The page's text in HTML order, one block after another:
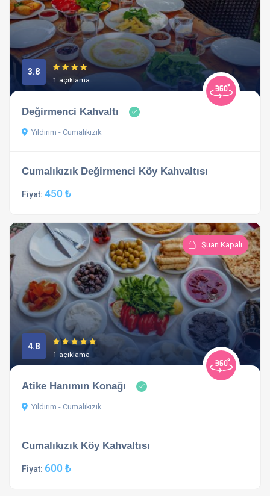
3.8
1 açıklama
Değirmenci Kahvaltı
Yıldırım - Cumalıkızık
Cumalıkızık Değirmenci Köy Kahvaltısı
Fiyat: 450 ₺
Şuan Kapalı
4.8
1 açıklama
Atike Hanımın Konağı
Yıldırım - Cumalıkızık
Cumalıkızık Köy Kahvaltısı
Fiyat: 600 ₺